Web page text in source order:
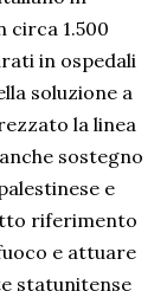
circa 1.500
in ospedali
soluzione a
la linea
sostegno
e
riferimento
e attuare
statunitense